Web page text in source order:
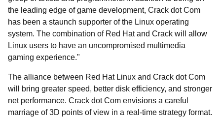
the leading edge of game development, Crack dot Com
has been a staunch supporter of the Linux operating
system. The combination of Red Hat and Crack will allow
Linux users to have an uncompromised multimedia
gaming experience."
The alliance between Red Hat Linux and Crack dot Com
will bring greater speed, better disk efficiency, and stronger
net performance. Crack dot Com envisions a careful
marriage of 3D points of view in a real-time strategy format.